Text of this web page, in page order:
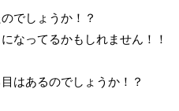
でしょうか！？
なってるかもしれません！！
はあるのでしょうか！？